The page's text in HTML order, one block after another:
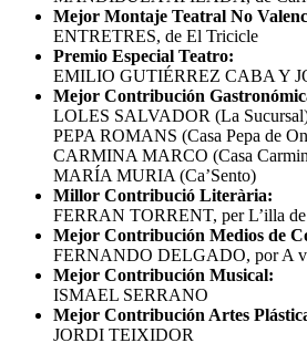
Mejor Montaje Teatral No
ENTRETRES, de El Tricicle
Premio Especial Teatro:
EMILIO GUTIÉRREZ CABA Y
Mejor Contribución
LOLES SALVADOR (La
PEPA ROMANS (Casa Pepa de
CARMINA MARCO (Casa
MARÍA MURIA (Ca’Sento)
Millor Contribució Literària:
FERRAN TORRENT, per L’illa de
Mejor Contribución Medios de
FERNANDO DELGADO, por A
Mejor Contribución Musical:
ISMAEL SERRANO
Mejor Contribución Artes
JORDI TEIXIDOR